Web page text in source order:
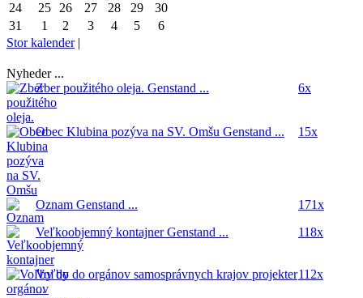
24
25 26 27 28 29
30
31
1 2 3 4 5
6
Stor kalender|
Nyheder ...
Zber použitého oleja. Genstand ... 6x
Obec Klubina pozýva na SV. Omšu Genstand ... 15x
Oznam Genstand ...
171x
Veľkoobjemný kontajnerGenstand ... 118x
Voľby do orgánov samosprávnych krajov projekter
...
112x